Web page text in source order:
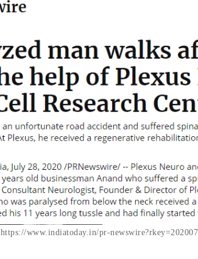
https://www.indiatoday.in/pr-